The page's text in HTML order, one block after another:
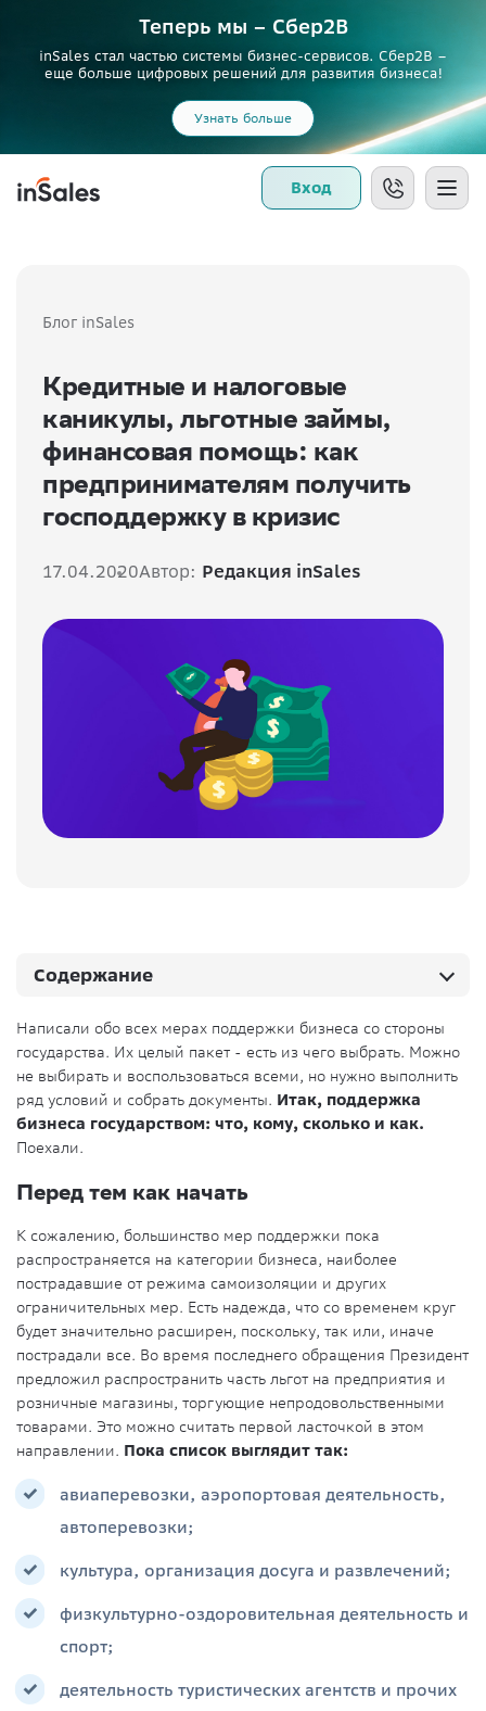
Теперь мы – Сбер2B
inSales стал частью системы бизнес-сервисов. Сбер2В –
еще больше цифровых решений для развития бизнеса!
Узнать больше
Вход
Блог inSales
Кредитные и налоговые
каникулы, льготные займы,
финансовая помощь: как
предпринимателям получить
господдержку в кризис
17.04.2020Автор: Редакция inSales
Написали обо всех мерах поддержки бизнеса со стороны
государства. Их целый пакет - есть из чего выбрать. Можно
не выбирать и воспользоваться всеми, но нужно выполнить
ряд условий и собрать документы. Итак, поддержка
бизнеса государством: что, кому, сколько и как.
Поехали.
Перед тем как начать
К сожалению, большинство мер поддержки пока
распространяется на категории бизнеса, наиболее
пострадавшие от режима самоизоляции и других
ограничительных мер. Есть надежда, что со временем круг
будет значительно расширен, поскольку, так или, иначе
пострадали все. Во время последнего обращения Президент
предложил распространить часть льгот на предприятия и
розничные магазины, торгующие непродовольственными
товарами. Это можно считать первой ласточкой в этом
направлении. Пока список выглядит так:
авиаперевозки, аэропортовая деятельность,
автоперевозки;
культура, организация досуга и развлечений;
физкультурно-оздоровительная деятельность и
спорт;
деятельность туристических агентств и прочих
Содержание